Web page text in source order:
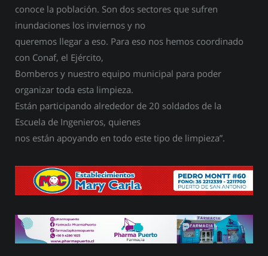
conoce la población. Son dos sectores que sufren
inundaciones los inviernos y no
queremos llegar a eso. Para eso nos hemos coordinado
con Conaf, el Ejército,
Bomberos y nuestro equipo municipal para poder
organizar toda esta limpieza.
Están participando alrededor de 20 soldados de la
Escuela de Ingenieros, quienes
nos están apoyando en todo este tipo de limpieza”.